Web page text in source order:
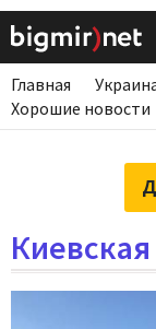
Главная
Хорошие новости